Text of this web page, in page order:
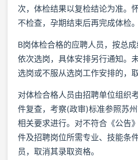
次，体检结果以复检结论为准。
不检查，孕期结束后再完成体检。
B岗体检合格的应聘人员，按总
依次选岗，具体安排另行通知。
选岗或不服从选岗工作安排的，
对体检合格人员由招聘单位组织
件复查，考察(政审)标准参照苏
相关要求进行。对不符合《公告
件及招聘岗位所需专业、技能条
员，取消其录取资格。